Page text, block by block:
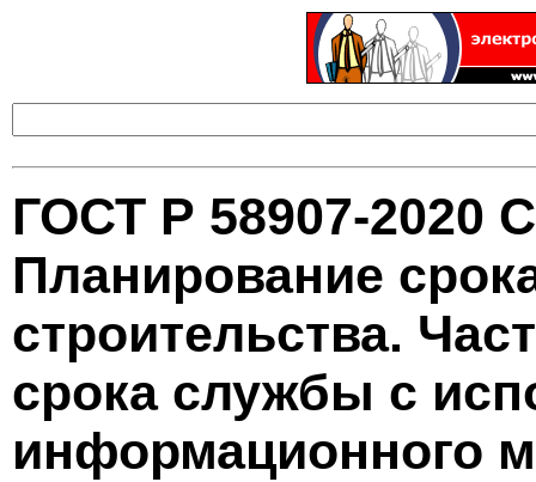
ГОСТ Р 58907-2020
Планирование
строительства.
срока службы с
информационного